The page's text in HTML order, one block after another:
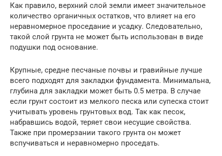
Как правило, верхний слой земли имеет значительное
количество органичных остатков, что влияет на его
неравномерное проседание и усадку. Следовательно,
такой слой грунта не может быть использован в виде
подушки под основание.
Крупные, средне песчаные почвы и гравийные лучше
всего подходят для закладки фундамента. Минимальна,
глубина для закладки может быть 0.5 метра. В случае
если грунт состоит из мелкого песка или супеска стоит
учитывать уровень грунтовых вод. Так как песок,
набравшись водой, теряет свои несущие свойства.
Также при промерзании такого грунта он может
вспучиваться и неравномерно проседать.